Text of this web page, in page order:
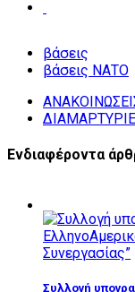
βάσεις
βάσεις ΝΑΤΟ
Ενδιαφέροντα
Συλλογή